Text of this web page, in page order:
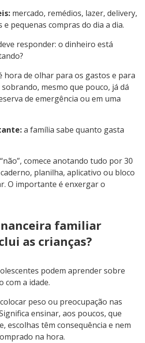
mercado, remédios, lazer, delivery,
pequenas compras do dia a dia.
responder: o dinheiro está
hora de olhar para os gastos e para
sobrando, mesmo que pouco, já dá
de emergência ou em uma
a família sabe quanto gasta
comece anotando tudo por 30
planilha, aplicativo ou bloco
O importante é enxergar o
familiar
as crianças?
podem aprender sobre
com a idade.
peso ou preocupação nas
ensinar, aos poucos, que
escolhas têm consequência e nem
na hora.